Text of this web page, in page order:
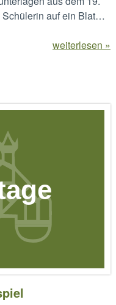
Schülerin auf ein Blat…
weiterlesen »